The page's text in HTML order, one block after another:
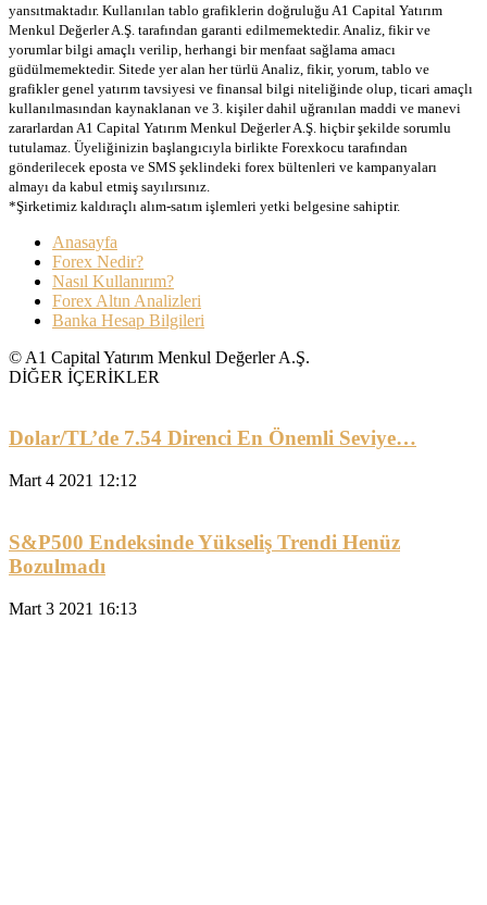
yansıtmaktadır. Kullanılan tablo grafiklerin doğruluğu A1 Capital Yatırım
Menkul Değerler A.Ş. tarafından garanti edilmemektedir. Analiz, fikir ve
yorumlar bilgi amaçlı verilip, herhangi bir menfaat sağlama amacı
güdülmemektedir. Sitede yer alan her türlü Analiz, fikir, yorum, tablo ve
grafikler genel yatırım tavsiyesi ve finansal bilgi niteliğinde olup, ticari amaçlı
kullanılmasından kaynaklanan ve 3. kişiler dahil uğranılan maddi ve manevi
zararlardan A1 Capital Yatırım Menkul Değerler A.Ş. hiçbir şekilde sorumlu
tutulamaz. Üyeliğinizin başlangıcıyla birlikte Forexkocu tarafından
gönderilecek eposta ve SMS şeklindeki forex bültenleri ve kampanyaları
almayı da kabul etmiş sayılırsınız.
*Şirketimiz kaldıraçlı alım-satım işlemleri yetki belgesine sahiptir.
Anasayfa
Forex Nedir?
Nasıl Kullanırım?
Forex Altın Analizleri
Banka Hesap Bilgileri
© A1 Capital Yatırım Menkul Değerler A.Ş.
DİĞER İÇERİKLER
Dolar/TL’de 7.54 Direnci En Önemli Seviye…
Mart 4 2021 12:12
S&P500 Endeksinde Yükseliş Trendi Henüz
Bozulmadı
Mart 3 2021 16:13